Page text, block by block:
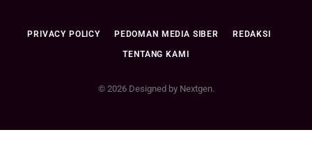
PRIVACY POLICY PEDOMAN MEDIA SIBER REDAKSI
TENTANG KAMI
© 2026 Designed by Nextgen.